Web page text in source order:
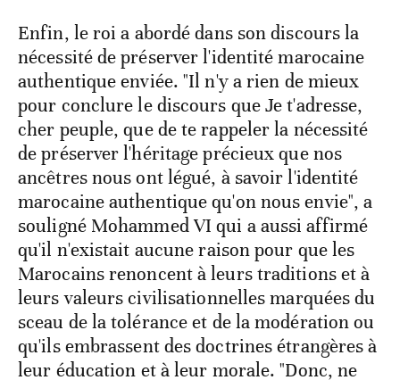
Enfin, le roi a abordé dans son discours la
nécessité de préserver l'identité marocaine
authentique enviée. "Il n'y a rien de mieux
pour conclure le discours que Je t'adresse,
cher peuple, que de te rappeler la nécessité
de préserver l'héritage précieux que nos
ancêtres nous ont légué, à savoir l'identité
marocaine authentique qu'on nous envie", a
souligné Mohammed VI qui a aussi affirmé
qu'il n'existait aucune raison pour que les
Marocains renoncent à leurs traditions et à
leurs valeurs civilisationnelles marquées du
sceau de la tolérance et de la modération ou
qu'ils embrassent des doctrines étrangères à
leur éducation et à leur morale. "Donc, ne